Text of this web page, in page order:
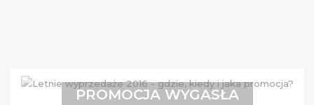
PROMOCJA WYGASŁA